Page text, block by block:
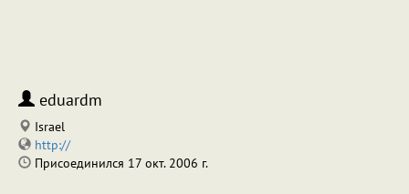
eduardm
Israel
http://
Присоединился 17 окт. 2006 г.